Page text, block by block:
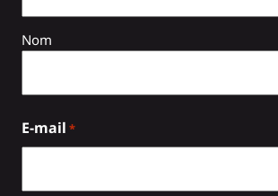
Nom
E-mail *